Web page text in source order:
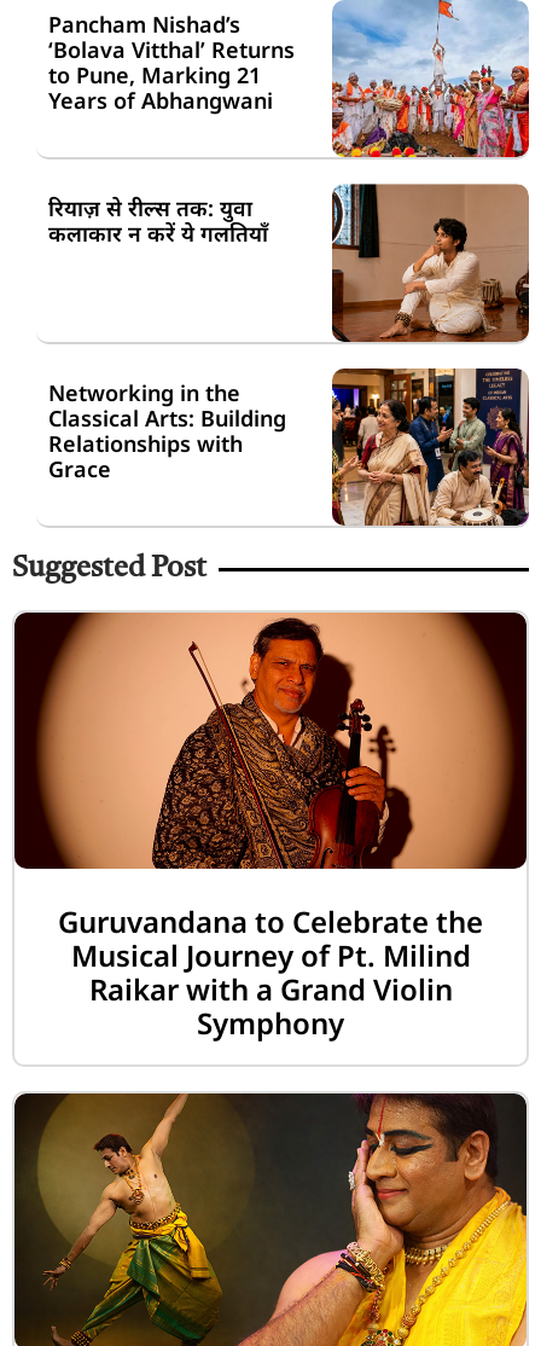
Pancham Nishad’s
‘Bolava Vitthal’ Returns
to Pune, Marking 21
Years of Abhangwani
रियाज़ से रील्स तक: युवा
कलाकार न करें ये गलतियाँ
Networking in the
Classical Arts: Building
Relationships with
Grace
Suggested Post
Guruvandana to Celebrate the
Musical Journey of Pt. Milind
Raikar with a Grand Violin
Symphony